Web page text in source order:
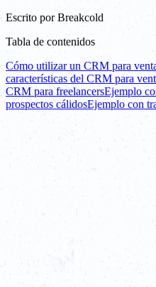
Escrito por Breakcold
Tabla de contenidos
Cómo utilizar un CRM para
características del CRM para
CRM para freelancersEjemplo
prospectos cálidosEjemplo con